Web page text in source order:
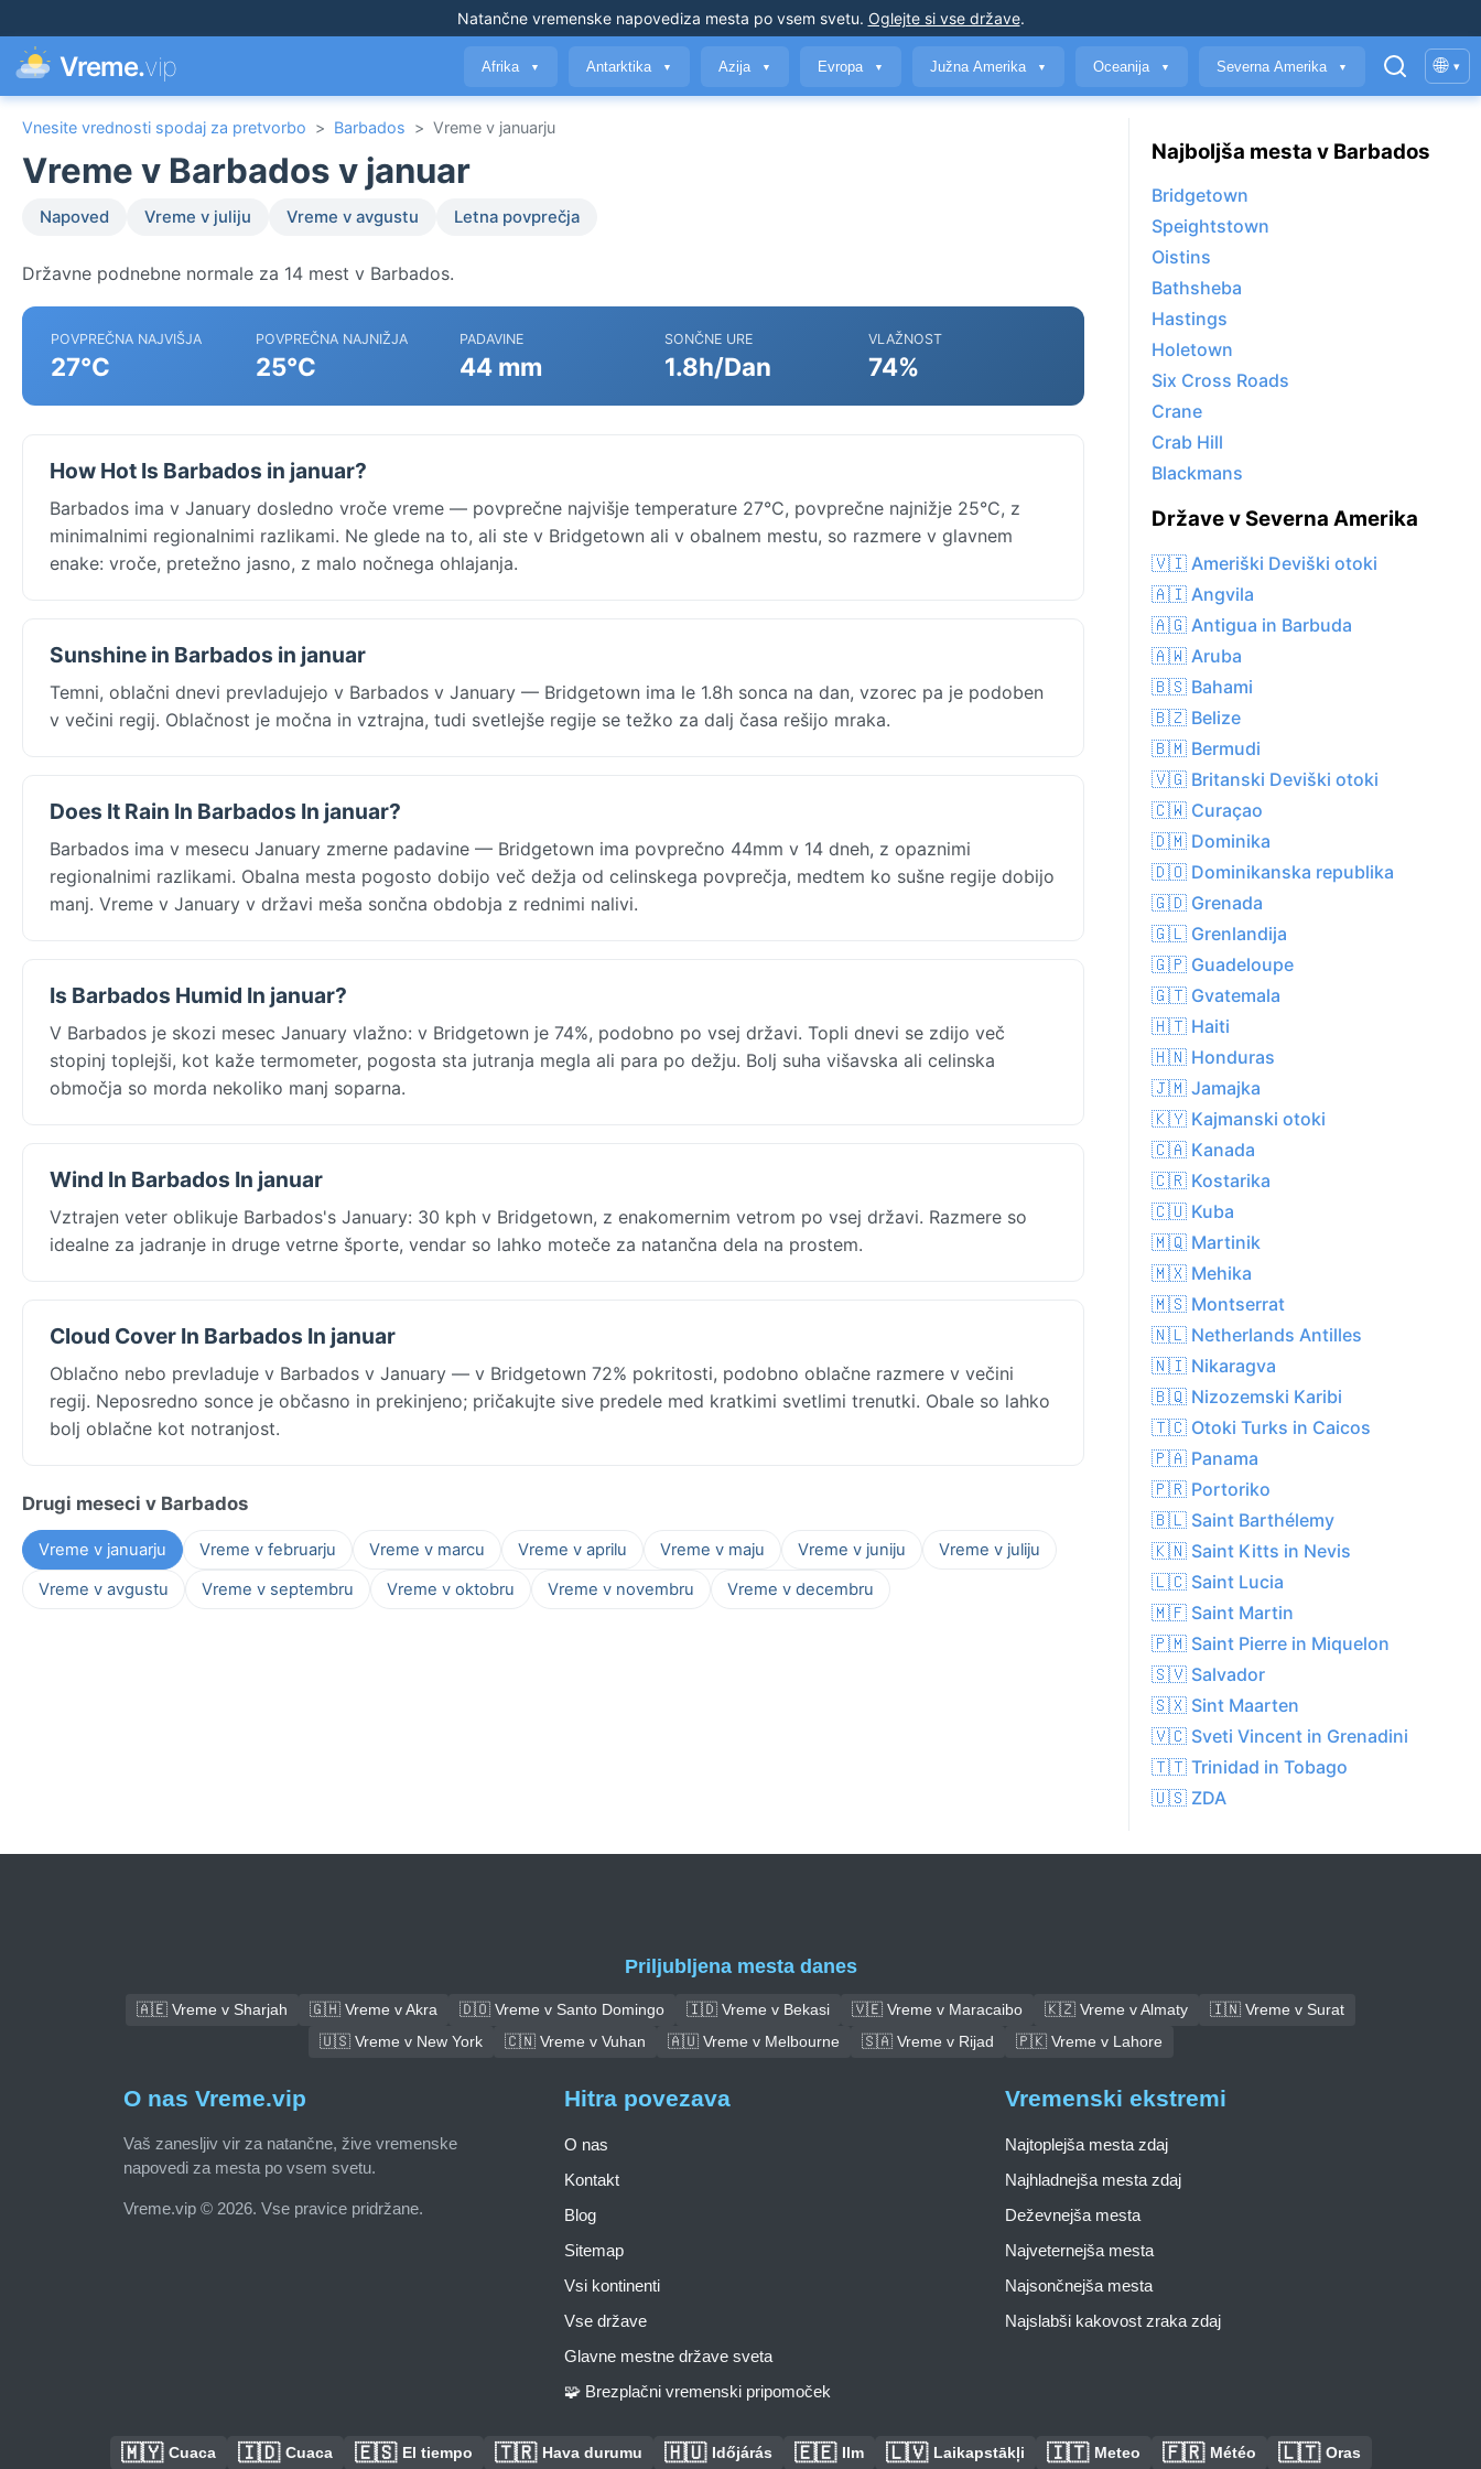
Natančne vremenske napovediza mesta po vsem svetu. Oglejte si vse države.
Vreme.vip Afrika ▼ Antarktika ▼ Azija ▼ Evropa ▼ Južna Amerika ▼ Oceanija ▼ Severna Amerika ▼ 🌐 ▾
Vnesite vrednosti spodaj za pretvorbo > Barbados > Vreme v januarju
Vreme v Barbados v januar
Napoved Vreme v juliju Vreme v avgustu Letna povprečja
Državne podnebne normale za 14 mest v Barbados.
POVPREČNA NAJVIŠJA
27°C
POVPREČNA NAJNIŽJA
25°C
PADAVINE
44 mm
SONČNE URE
1.8h/Dan
VLAŽNOST
74%
How Hot Is Barbados in januar?
Barbados ima v January dosledno vroče vreme — povprečne najvišje temperature 27°C, povprečne najnižje 25°C, z
minimalnimi regionalnimi razlikami. Ne glede na to, ali ste v Bridgetown ali v obalnem mestu, so razmere v glavnem
enake: vroče, pretežno jasno, z malo nočnega ohlajanja.
Sunshine in Barbados in januar
Temni, oblačni dnevi prevladujejo v Barbados v January — Bridgetown ima le 1.8h sonca na dan, vzorec pa je podoben
v večini regij. Oblačnost je močna in vztrajna, tudi svetlejše regije se težko za dalj časa rešijo mraka.
Does It Rain In Barbados In januar?
Barbados ima v mesecu January zmerne padavine — Bridgetown ima povprečno 44mm v 14 dneh, z opaznimi
regionalnimi razlikami. Obalna mesta pogosto dobijo več dežja od celinskega povprečja, medtem ko sušne regije dobijo
manj. Vreme v January v državi meša sončna obdobja z rednimi nalivi.
Is Barbados Humid In januar?
V Barbados je skozi mesec January vlažno: v Bridgetown je 74%, podobno po vsej državi. Topli dnevi se zdijo več
stopinj toplejši, kot kaže termometer, pogosta sta jutranja megla ali para po dežju. Bolj suha višavska ali celinska
območja so morda nekoliko manj soparna.
Wind In Barbados In januar
Vztrajen veter oblikuje Barbados's January: 30 kph v Bridgetown, z enakomernim vetrom po vsej državi. Razmere so
idealne za jadranje in druge vetrne športe, vendar so lahko moteče za natančna dela na prostem.
Cloud Cover In Barbados In januar
Oblačno nebo prevladuje v Barbados v January — v Bridgetown 72% pokritosti, podobno oblačne razmere v večini
regij. Neposredno sonce je občasno in prekinjeno; pričakujte sive predele med kratkimi svetlimi trenutki. Obale so lahko
bolj oblačne kot notranjost.
Drugi meseci v Barbados
Vreme v januarju Vreme v februarju Vreme v marcu Vreme v aprilu Vreme v maju Vreme v juniju
Vreme v juliju
Vreme v avgustu
Vreme v septembru Vreme v oktobru Vreme v novembru Vreme v decembru
Najboljša mesta v Barbados
Bridgetown
Speightstown
Oistins
Bathsheba
Hastings
Holetown
Six Cross Roads
Crane
Crab Hill
Blackmans
Države v Severna Amerika
🇻🇮 Ameriški Deviški otoki
🇦🇮 Angvila
🇦🇬 Antigua in Barbuda
🇦🇼 Aruba
🇧🇸 Bahami
🇧🇿 Belize
🇧🇲 Bermudi
🇻🇬 Britanski Deviški otoki
🇨🇼 Curaçao
🇩🇲 Dominika
🇩🇴 Dominikanska republika
🇬🇩 Grenada
🇬🇱 Grenlandija
🇬🇵 Guadeloupe
🇬🇹 Gvatemala
🇭🇹 Haiti
🇭🇳 Honduras
🇯🇲 Jamajka
🇰🇾 Kajmanski otoki
🇨🇦 Kanada
🇨🇷 Kostarika
🇨🇺 Kuba
🇲🇶 Martinik
🇲🇽 Mehika
🇲🇸 Montserrat
🇳🇱 Netherlands Antilles
🇳🇮 Nikaragva
🇧🇶 Nizozemski Karibi
🇹🇨 Otoki Turks in Caicos
🇵🇦 Panama
🇵🇷 Portoriko
🇧🇱 Saint Barthélemy
🇰🇳 Saint Kitts in Nevis
🇱🇨 Saint Lucia
🇲🇫 Saint Martin
🇵🇲 Saint Pierre in Miquelon
🇸🇻 Salvador
🇸🇽 Sint Maarten
🇻🇨 Sveti Vincent in Grenadini
🇹🇹 Trinidad in Tobago
🇺🇸 ZDA
Priljubljena mesta danes
🇦🇪 Vreme v Sharjah 🇬🇭 Vreme v Akra 🇩🇴 Vreme v Santo Domingo 🇮🇩 Vreme v Bekasi 🇻🇪 Vreme v Maracaibo 🇰🇿 Vreme v Almaty
🇮🇳 Vreme v Surat
🇺🇸 Vreme v New York
🇨🇳 Vreme v Vuhan 🇦🇺 Vreme v Melbourne 🇸🇦 Vreme v Rijad 🇵🇰 Vreme v Lahore
O nas Vreme.vip
Vaš zanesljiv vir za natančne, žive vremenske
napovedi za mesta po vsem svetu.
Vreme.vip © 2026. Vse pravice pridržane.
Hitra povezava
O nas
Kontakt
Blog
Sitemap
Vsi kontinenti
Vse države
Glavne mestne države sveta
🧩 Brezplačni vremenski pripomoček
Vremenski ekstremi
Najtoplejša mesta zdaj
Najhladnejša mesta zdaj
Deževnejša mesta
Najveternejša mesta
Najsončnejša mesta
Najslabši kakovost zraka zdaj
🇲🇾 Cuaca 🇮🇩 Cuaca 🇪🇸 El tiempo 🇹🇷 Hava durumu 🇭🇺 Időjárás 🇪🇪 Ilm 🇱🇻 Laikapstākļi 🇮🇹 Meteo 🇫🇷 Météo 🇱🇹 Oras